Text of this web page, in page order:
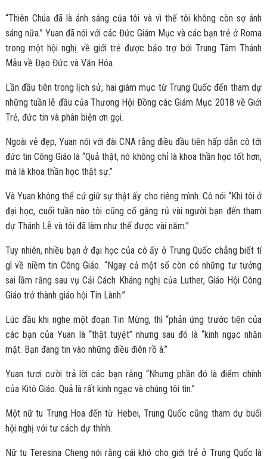
“Thiên Chúa đã là ánh sáng của tôi và vì thế tôi không còn sợ ánh
sáng nữa.” Yuan đã nói với các Đức Giám Mục và các bạn trẻ ở Roma
trong một hội nghị về giới trẻ được bảo trợ bởi Trung Tâm Thánh
Mẫu về Đạo Đức và Văn Hóa.
Lần đầu tiên trong lịch sử, hai giám mục từ Trung Quốc đến tham dự
những tuần lễ đầu của Thương Hội Đồng các Giám Mục 2018 về Giới
Trẻ, đức tin và phân biện ơn gọi.
Ngoài vẻ đẹp, Yuan nói với đài CNA rằng điều đầu tiên hấp dẫn cô tới
đức tin Công Giáo là “Quả thật, nó không chỉ là khoa thần học tốt hơn,
mà là khoa thần học thật sự.”
Và Yuan không thể cứ giữ sự thật ấy cho riêng mình. Cô nói “Khi tôi ở
đại học, cuối tuần nào tôi cũng cố gắng rủ vài người bạn đến tham
dự Thánh Lễ và tôi đã làm như thế được vài năm.”
Tuy nhiên, nhiều bạn ở đại học của cô ấy ở Trung Quốc chẳng biết tí
gì về niềm tin Công Giáo. “Ngay cả một số còn có những tư tưởng
sai lầm rằng sau vụ Cải Cách Kháng nghị của Luther, Giáo Hội Công
Giáo trở thành giáo hội Tin Lành.”
Lúc đầu khi nghe một đoạn Tin Mừng, thì “phản ứng trước tiên của
các bạn của Yuan là “thật tuyệt” nhưng sau đó là “kinh ngạc nhăn
mặt. Bạn đang tin vào những điều điên rồ à.”
Yuan tươi cười trả lời các bạn rằng “Nhưng phần đó là điểm chính
của Kitô Giáo. Quả là rất kinh ngạc và chúng tôi tin.”
Một nữ tu Trung Hoa đến từ Hebei, Trung Quốc cũng tham dự buổi
hội nghị với tư cách dự thính.
Nữ tu Teresina Cheng nói rằng cái khó cho giới trẻ ở Trung Quốc là